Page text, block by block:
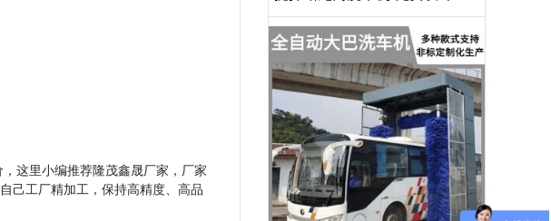
这里小编推荐隆茂鑫晟厂家，厂家
己工厂精加工，保持高精度、高品
洁净方案[隆茂鑫晟]